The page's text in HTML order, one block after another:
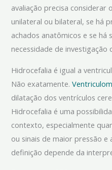
avaliação precisa considerar
unilateral ou bilateral, se há
achados anatômicos e se há
necessidade de investigação
Hidrocefalia é igual a
Não exatamente.
dilatação dos ventrículos
Hidrocefalia é uma
contexto, especialmente
ou sinais de maior pressão e
definição depende da